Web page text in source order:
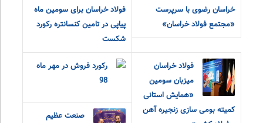
خراسان رضوی با سرپرست
«مجتمع فولاد خراسان»
فولاد خراسان برای سومین ماه
پیاپی در تامین کنسانتره رکورد
شکست
فولاد خراسان
میزبان سومین
«همایش استانی
کمیته بومی سازی زنجیره آهن
رکورد فروش در مهر ماه
98
صنعت عظیم